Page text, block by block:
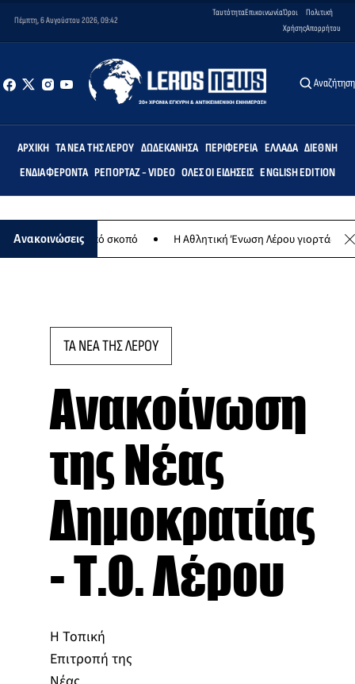
Πέμπτη, 6 Αυγούστου 2026, 09:42
ΤαυτότηταΕπικοινωνίαΌροι
Χρήσης
Πολιτική
Απορρήτου
Αναζήτηση
ΑΡΧΙΚΉ ΤΑ ΝΈΑ ΤΗΣ ΛΈΡΟΥ ΔΩΔΕΚΆΝΗΣΑ ΠΕΡΙΦΈΡΕΙΑ ΕΛΛΆΔΑ ΔΙΕΘΝΉ
ΕΝΔΙΑΦΈΡΟΝΤΑ ΡΕΠΟΡΤΆΖ - VIDEO ΌΛΕΣ ΟΙ ΕΙΔΉΣΕΙΣ ENGLISH EDITION
Ανακοινώσεις
φιλανθρωπικό σκοπό Η Αθλητική Ένωση Λέρου γιορτάζει 30
ΤΑ ΝΕΑ ΤΗΣ ΛΕΡΟΥ
Ανακοίνωση
της Νέας
Δημοκρατίας
- Τ.Ο. Λέρου
Η Τοπική
Επιτροπή της